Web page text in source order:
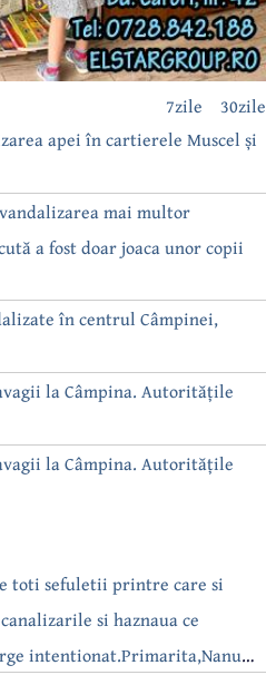
30zile
7zile
apei în cartierele Muscel și
mai multor
a fost doar joaca unor copii
în centrul Câmpinei,
la Câmpina. Autoritățile
la Câmpina. Autoritățile
toti sefuletii printre care si
si haznaua ce
intentionat.Primarita,Nanu